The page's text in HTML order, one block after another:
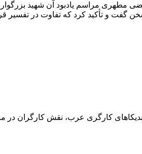
مراسم یادبود آن شهید بزرگوار
تأکید کرد که تفاوت در تفسیر قرآن
با نمایندگان اتحادیۀ جهانی سندیکاهای کارگری